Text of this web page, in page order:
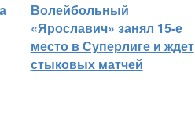
Волейбольный
«Ярославич» занял 15-е
место в Суперлиге и ждет
стыковых матчей